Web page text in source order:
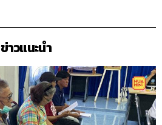
ข่าวแนะนำ